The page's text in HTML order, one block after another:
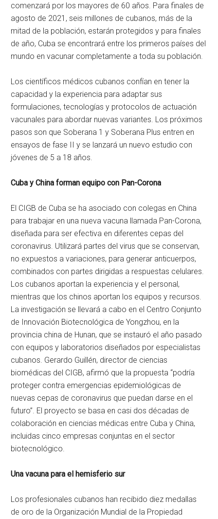
comenzará por los mayores de 60 años. Para finales de
agosto de 2021, seis millones de cubanos, más de la
mitad de la población, estarán protegidos y para finales
de año, Cuba se encontrará entre los primeros países del
mundo en vacunar completamente a toda su población.
Los científicos médicos cubanos confían en tener la
capacidad y la experiencia para adaptar sus
formulaciones, tecnologías y protocolos de actuación
vacunales para abordar nuevas variantes. Los próximos
pasos son que Soberana 1 y Soberana Plus entren en
ensayos de fase II y se lanzará un nuevo estudio con
jóvenes de 5 a 18 años.
Cuba y China forman equipo con Pan-Corona
El CIGB de Cuba se ha asociado con colegas en China
para trabajar en una nueva vacuna llamada Pan-Corona,
diseñada para ser efectiva en diferentes cepas del
coronavirus. Utilizará partes del virus que se conservan,
no expuestos a variaciones, para generar anticuerpos,
combinados con partes dirigidas a respuestas celulares.
Los cubanos aportan la experiencia y el personal,
mientras que los chinos aportan los equipos y recursos.
La investigación se llevará a cabo en el Centro Conjunto
de Innovación Biotecnológica de Yongzhou, en la
provincia china de Hunan, que se instauró el año pasado
con equipos y laboratorios diseñados por especialistas
cubanos. Gerardo Guillén, director de ciencias
biomédicas del CIGB, afirmó que la propuesta “podría
proteger contra emergencias epidemiológicas de
nuevas cepas de coronavirus que puedan darse en el
futuro”. El proyecto se basa en casi dos décadas de
colaboración en ciencias médicas entre Cuba y China,
incluidas cinco empresas conjuntas en el sector
biotecnológico.
Una vacuna para el hemisferio sur
Los profesionales cubanos han recibido diez medallas
de oro de la Organización Mundial de la Propiedad